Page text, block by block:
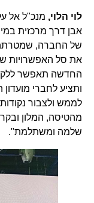
לוי הלוי,
אבן דרך מרכזית
של החברה, שמטרתה
את סל האפשרויות
החדשה תאפשר ללקוח
לממש ולצבור נקודות
מהטיסה, המלון ובקרוב
שלמה ומשתלמת".